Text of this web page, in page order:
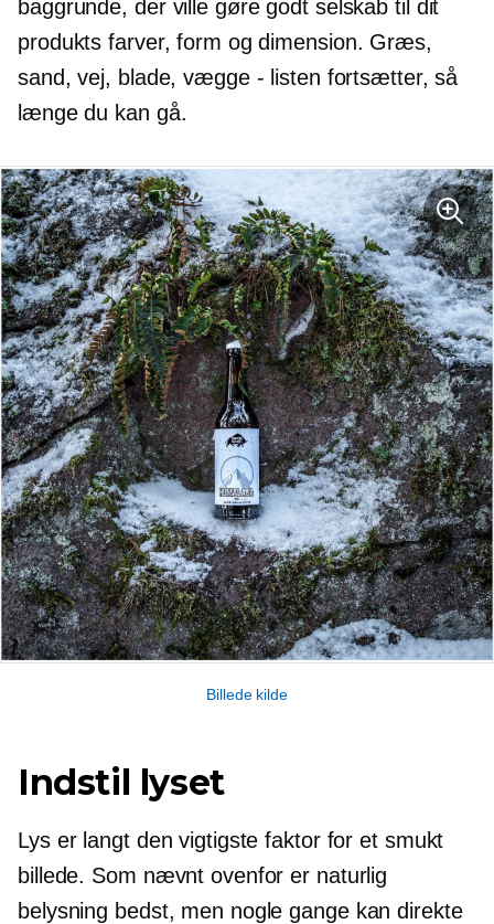
baggrunde, der ville gøre godt selskab til dit
produkts farver, form og dimension. Græs,
sand, vej, blade, vægge - listen fortsætter, så
længe du kan gå.
Billede kilde
Indstil lyset
Lys er langt den vigtigste faktor for et smukt
billede. Som nævnt ovenfor er naturlig
belysning bedst, men nogle gange kan direkte